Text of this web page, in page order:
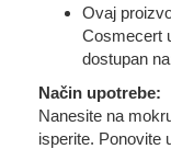
Ovaj
Cosmecert
dostupan
Način upotrebe:
Nanesite na
isperite. Ponovite